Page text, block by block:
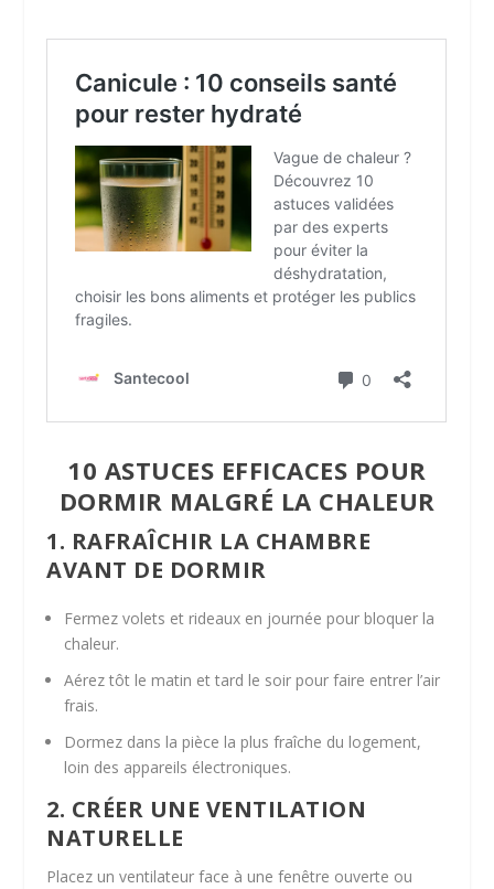
10 ASTUCES EFFICACES POUR
DORMIR MALGRÉ LA CHALEUR
1. RAFRAÎCHIR LA CHAMBRE
AVANT DE DORMIR
Fermez volets et rideaux en journée pour bloquer la
chaleur.
Aérez tôt le matin et tard le soir pour faire entrer l’air
frais.
Dormez dans la pièce la plus fraîche du logement,
loin des appareils électroniques.
2. CRÉER UNE VENTILATION
NATURELLE
Placez un ventilateur face à une fenêtre ouverte ou